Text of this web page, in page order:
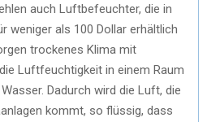
auch Luftbefeuchter, die in
weniger als 100 Dollar erhältlich
trockenes Klima mit
Luftfeuchtigkeit in einem Raum
Dadurch wird die Luft, die
kommt, so flüssig, dass